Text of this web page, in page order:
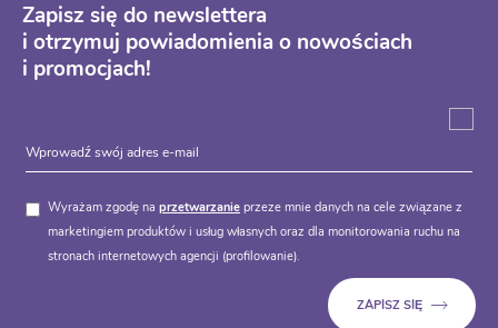
Zapisz się do newslettera
i otrzymuj powiadomienia o nowościach
i promocjach!
Wyrażam zgodę na przetwarzanie przeze mnie danych na cele związane z
marketingiem produktów i usług własnych oraz dla monitorowania ruchu na
stronach internetowych agencji (profilowanie).